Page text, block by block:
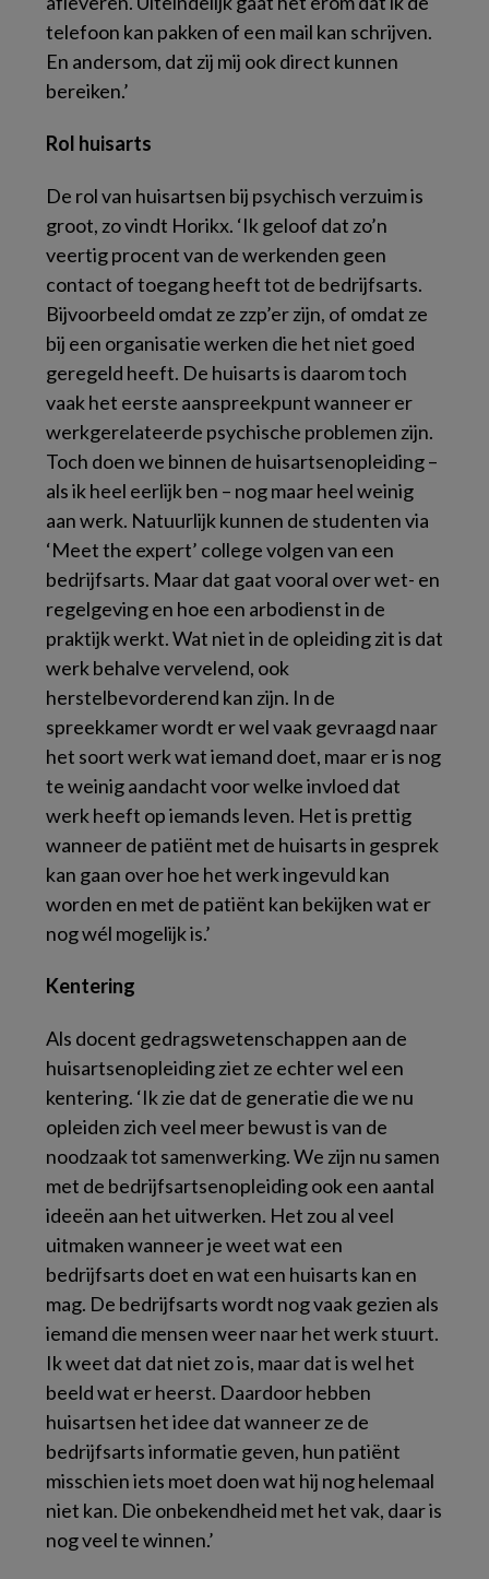
telefoon kan pakken of een mail kan schrijven.
En andersom, dat zij mij ook direct kunnen
bereiken.’
Rol huisarts
De rol van huisartsen bij psychisch verzuim is
groot, zo vindt Horikx. ‘Ik geloof dat zo’n
veertig procent van de werkenden geen
contact of toegang heeft tot de bedrijfsarts.
Bijvoorbeeld omdat ze zzp’er zijn, of omdat ze
bij een organisatie werken die het niet goed
geregeld heeft. De huisarts is daarom toch
vaak het eerste aanspreekpunt wanneer er
werkgerelateerde psychische problemen zijn.
Toch doen we binnen de huisartsenopleiding –
als ik heel eerlijk ben – nog maar heel weinig
aan werk. Natuurlijk kunnen de studenten via
‘Meet the expert’ college volgen van een
bedrijfsarts. Maar dat gaat vooral over wet- en
regelgeving en hoe een arbodienst in de
praktijk werkt. Wat niet in de opleiding zit is dat
werk behalve vervelend, ook
herstelbevorderend kan zijn. In de
spreekkamer wordt er wel vaak gevraagd naar
het soort werk wat iemand doet, maar er is nog
te weinig aandacht voor welke invloed dat
werk heeft op iemands leven. Het is prettig
wanneer de patiënt met de huisarts in gesprek
kan gaan over hoe het werk ingevuld kan
worden en met de patiënt kan bekijken wat er
nog wél mogelijk is.’
Kentering
Als docent gedragswetenschappen aan de
huisartsenopleiding ziet ze echter wel een
kentering. ‘Ik zie dat de generatie die we nu
opleiden zich veel meer bewust is van de
noodzaak tot samenwerking. We zijn nu samen
met de bedrijfsartsenopleiding ook een aantal
ideeën aan het uitwerken. Het zou al veel
uitmaken wanneer je weet wat een
bedrijfsarts doet en wat een huisarts kan en
mag. De bedrijfsarts wordt nog vaak gezien als
iemand die mensen weer naar het werk stuurt.
Ik weet dat dat niet zo is, maar dat is wel het
beeld wat er heerst. Daardoor hebben
huisartsen het idee dat wanneer ze de
bedrijfsarts informatie geven, hun patiënt
misschien iets moet doen wat hij nog helemaal
niet kan. Die onbekendheid met het vak, daar is
nog veel te winnen.’